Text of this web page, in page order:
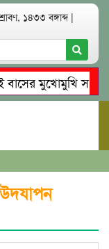
১৪৩৩ বঙ্গাব্দ |
মুখোমুখি
রিমালকে
উদযাপন